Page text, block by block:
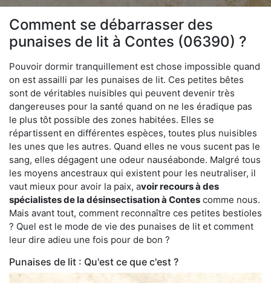
Comment se débarrasser des
punaises de lit à Contes (06390) ?
Pouvoir dormir tranquillement est chose impossible quand
on est assailli par les punaises de lit. Ces petites bêtes
sont de véritables nuisibles qui peuvent devenir très
dangereuses pour la santé quand on ne les éradique pas
le plus tôt possible des zones habitées. Elles se
répartissent en différentes espèces, toutes plus nuisibles
les unes que les autres. Quand elles ne vous sucent pas le
sang, elles dégagent une odeur nauséabonde. Malgré tous
les moyens ancestraux qui existent pour les neutraliser, il
vaut mieux pour avoir la paix, avoir recours à des
spécialistes de la désinsectisation à Contes comme nous.
Mais avant tout, comment reconnaître ces petites bestioles
? Quel est le mode de vie des punaises de lit et comment
leur dire adieu une fois pour de bon ?
Punaises de lit : Qu'est ce que c'est ?